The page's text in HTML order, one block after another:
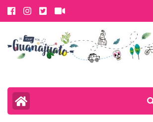
Saltar
al
contenido
(presiona
tecla
Intro)